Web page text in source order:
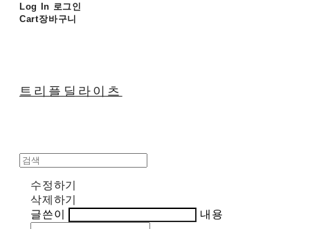
Log In 로그인
Cart장바구니
트리플딜라이츠
수정하기
삭제하기
글쓴이
내용